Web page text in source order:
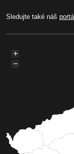
Sledujte také náš
+
−